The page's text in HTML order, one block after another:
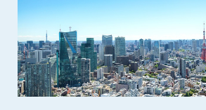
第14条（契約の継続）
上記13条に規定する退会の意思表示がなき
動延長とします。
第15条（準拠法・管轄裁判所）
本規約の準拠法は日本法とします。本規約
については、東京簡易裁判所または東京地